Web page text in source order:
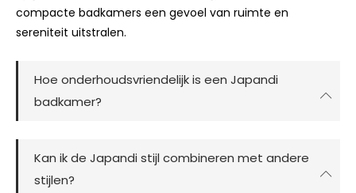
opgeruimde en functionele indeling, waardoor zelfs
compacte badkamers een gevoel van ruimte en
Hoe onderhoudsvriendelijk is een Japandi
Kan ik de Japandi stijl combineren met andere